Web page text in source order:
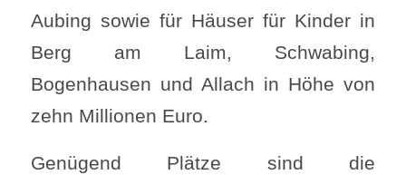
Aubing sowie für Häuser für Kinder in
Berg am Laim, Schwabing,
Bogenhausen und Allach in Höhe von
zehn Millionen Euro.
Genügend Plätze sind die